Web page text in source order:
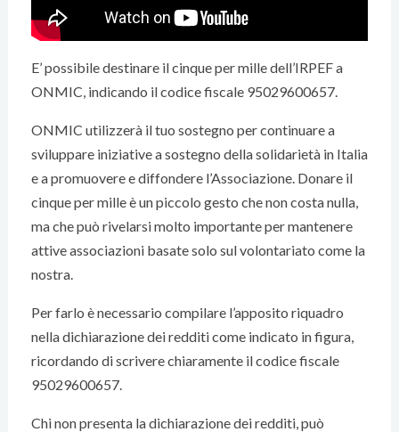
E’ possibile destinare il cinque per mille dell’IRPEF a
ONMIC, indicando il codice fiscale 95029600657.
ONMIC utilizzerà il tuo sostegno per continuare a
sviluppare iniziative a sostegno della solidarietà in Italia
e a promuovere e diffondere l’Associazione. Donare il
cinque per mille è un piccolo gesto che non costa nulla,
ma che può rivelarsi molto importante per mantenere
attive associazioni basate solo sul volontariato come la
nostra.
Per farlo è necessario compilare l’apposito riquadro
nella dichiarazione dei redditi come indicato in figura,
ricordando di scrivere chiaramente il codice fiscale
95029600657.
Chi non presenta la dichiarazione dei redditi, può